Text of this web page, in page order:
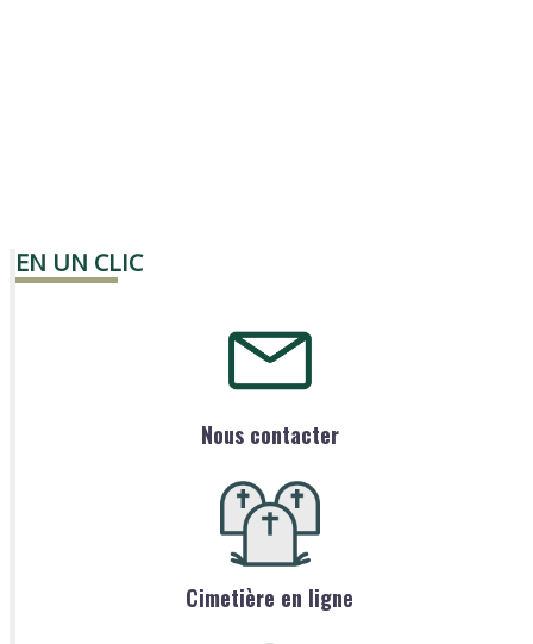
EN UN CLIC
Nous contacter
Cimetière en ligne